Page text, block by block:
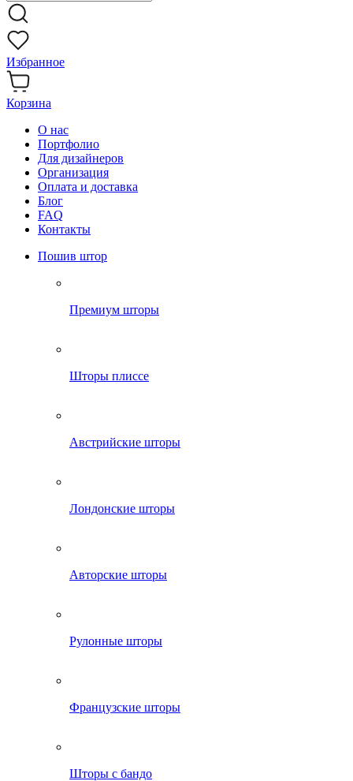
Избранное
Корзина
О нас
Портфолио
Для дизайнеров
Организация
Оплата и доставка
Блог
FAQ
Контакты
Пошив штор
Премиум шторы
Шторы плиссе
Австрийские шторы
Лондонские шторы
Авторские шторы
Рулонные шторы
Французские шторы
Шторы с бандо